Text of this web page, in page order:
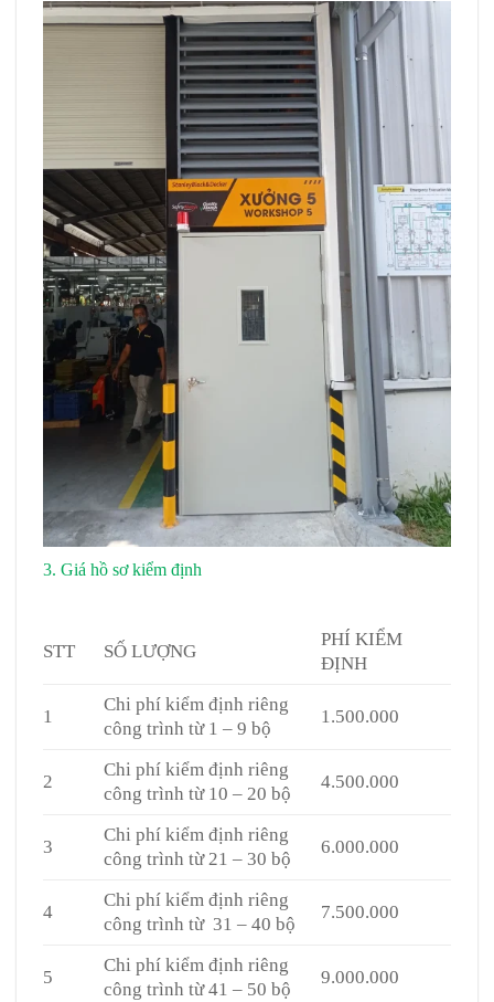
3. Giá hồ sơ kiểm định
STT SỐ LƯỢNG
PHÍ KIỂM
ĐỊNH
1
Chi phí kiểm định riêng
công trình từ 1 – 9 bộ
1.500.000
2
Chi phí kiểm định riêng
công trình từ 10 – 20 bộ
4.500.000
3
Chi phí kiểm định riêng
công trình từ 21 – 30 bộ
6.000.000
4
Chi phí kiểm định riêng
công trình từ 31 – 40 bộ
7.500.000
5
Chi phí kiểm định riêng
công trình từ 41 – 50 bộ
9.000.000